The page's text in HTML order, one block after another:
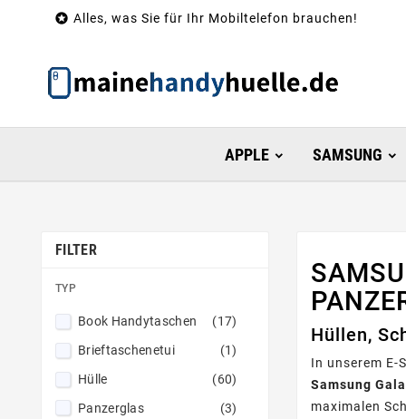
 Alles, was Sie für Ihr Mobiltelefon brauchen!
APPLE SAMSUNG
FILTER
TYP
Book Handytaschen
(17)
Brieftaschenetui
(1)
Hülle
(60)
Panzerglas
(3)
Hüllen,
In unserem
Samsung
maximalen